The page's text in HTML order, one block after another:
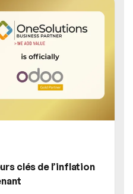
clés de l’inflation